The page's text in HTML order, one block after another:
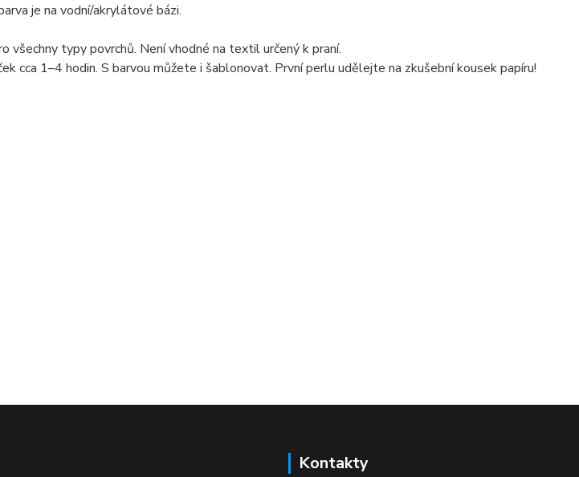
je na vodní/akrylátové bázi.
všechny typy povrchů. Není vhodné na textil určený k praní.
cca 1–4 hodin. S barvou můžete i šablonovat. První perlu udělejte na zkušební kousek papíru!
Kontakty